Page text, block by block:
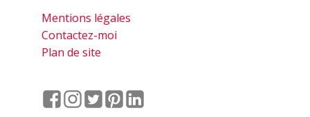
Mentions légales
Contactez-moi
Plan de site